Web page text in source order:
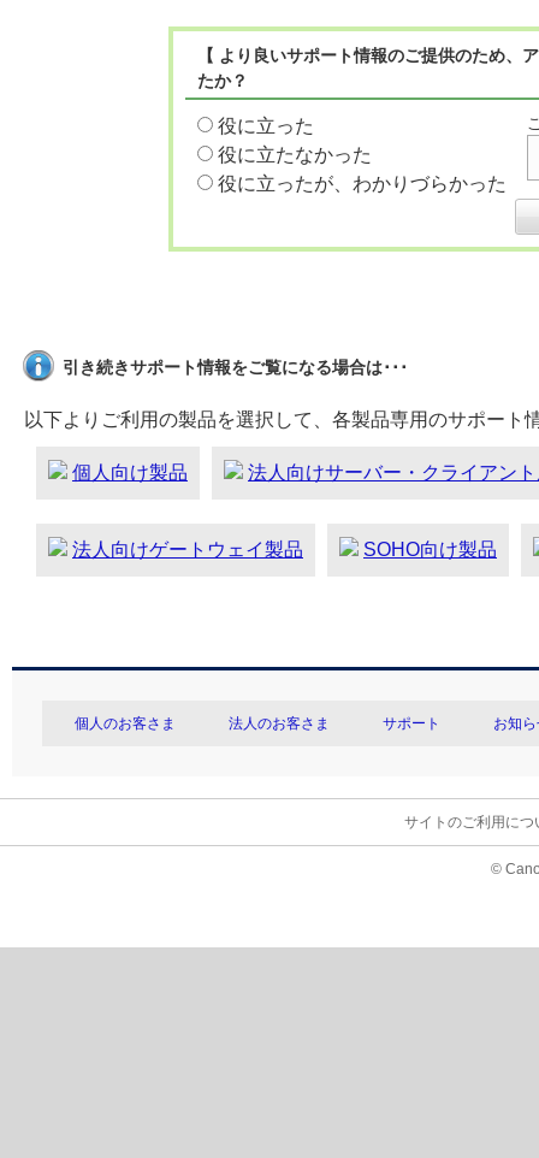
【 より良いサポート情報のご提供のため
たか？
役に立った
役に立たなかった
役に立ったが、わかりづらかった
引き続きサポート情報をご覧になる場合は･･･
以下よりご利用の製品を選択して、各製品専用のサポート
個人向け製品 法人向けサーバー・クライアン
法人向けゲートウェイ製品 SOHO向け製品
個人のお客さま 法人のお客さま サポート お知
サイトのご利用につ
©